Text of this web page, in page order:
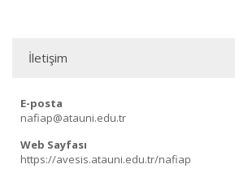
İletişim
E-posta
nafiap@atauni.edu.tr
Web Sayfası
https://avesis.atauni.edu.tr/nafiap